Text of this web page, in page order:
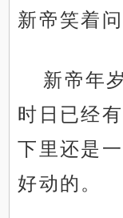
新帝笑着
新帝年
时日已经
下里还是
好动的。